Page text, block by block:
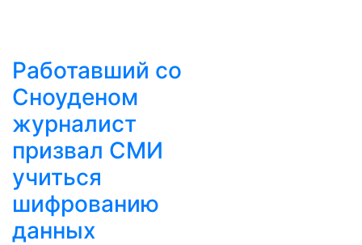
Работавший со
Сноуденом
журналист
призвал СМИ
учиться
шифрованию
данных